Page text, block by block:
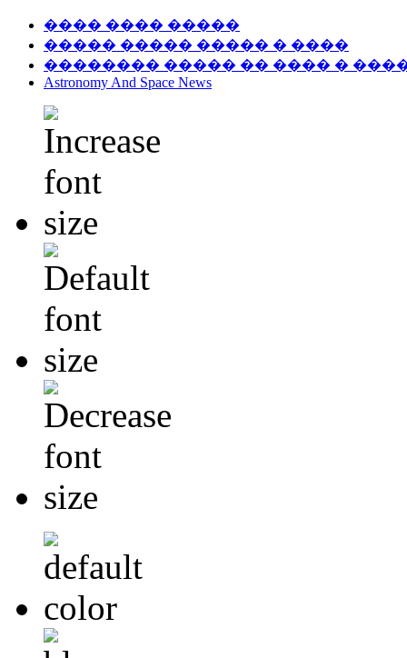
���� ���� �����
����� ����� ����� � ����
�������� ����� �� ���� �
Astronomy And Space News